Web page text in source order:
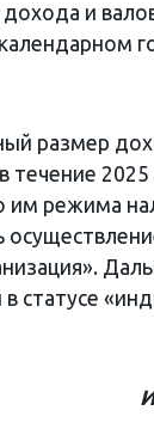
и
размер
режима
статусе